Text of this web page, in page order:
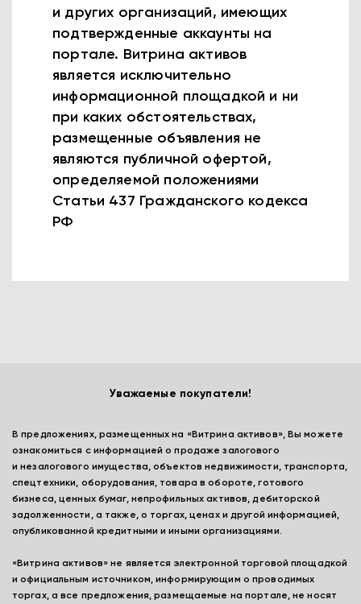
и других организаций, имеющих
подтвержденные аккаунты на
портале. Витрина активов
является исключительно
информационной площадкой и ни
при каких обстоятельствах,
размещенные объявления не
являются публичной офертой,
определяемой положениями
Статьи 437 Гражданского кодекса
РФ
Уважаемые покупатели!
В предложениях, размещенных на «Витрина активов», Вы можете
ознакомиться с информацией о продаже залогового
и незалогового имущества, объектов недвижимости, транспорта,
спецтехники, оборудования, товара в обороте, готового
бизнеса, ценных бумаг, непрофильных активов, дебиторской
задолженности, а также, о торгах, ценах и другой информацией,
опубликованной кредитными и иными организациями.
«Витрина активов» не является электронной торговой площадкой
и официальным источником, информирующим о проводимых
торгах, а все предложения, размещаемые на портале, не носят